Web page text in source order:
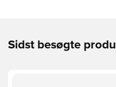
Sidst besøgte